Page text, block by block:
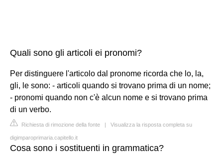
Quali sono gli articoli ei pronomi?
Per distinguere l'articolo dal pronome ricorda che lo, la,
gli, le sono: - articoli quando si trovano prima di un nome;
- pronomi quando non c'è alcun nome e si trovano prima
di un verbo.
Richiesta di rimozione della fonte | Visualizza la risposta completa su
digimparoprimaria.capitello.it
Cosa sono i sostituenti in grammatica?